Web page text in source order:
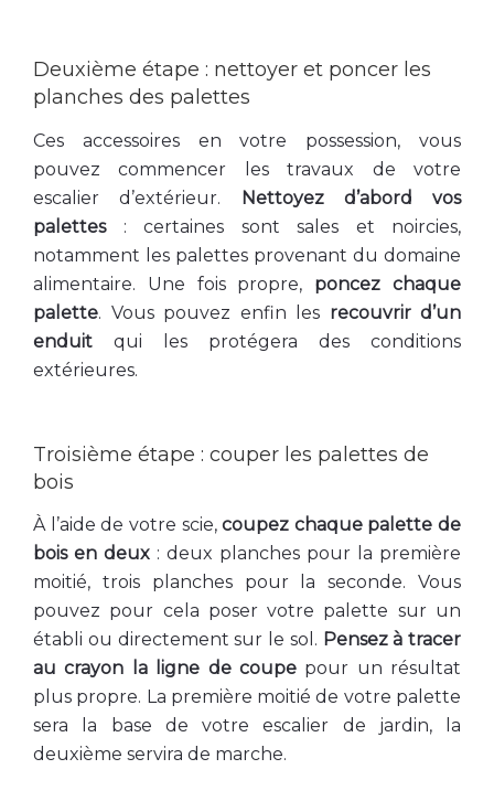
Deuxième étape : nettoyer et poncer les
planches des palettes
Ces accessoires en votre possession, vous
pouvez commencer les travaux de votre
escalier d’extérieur.
Nettoyez d’abord vos
palettes: certaines sont sales et noircies,
notamment les palettes provenant du domaine
alimentaire. Une fois propre, poncez chaque
palette. Vous pouvez enfin les recouvrir d’un
enduit qui les protégera des conditions
extérieures.
Troisième étape : couper les palettes de
bois
À l’aide de votre scie,coupez chaque palette de
bois en deux : deux planches pour la première
moitié, trois planches pour la seconde. Vous
pouvez pour cela poser votre palette sur un
établi ou directement sur le sol. Pensez à tracer
au crayon la ligne de coupepour un résultat
plus propre. La première moitié de votre palette
sera la base de votre escalier de jardin, la
deuxième servira de marche.